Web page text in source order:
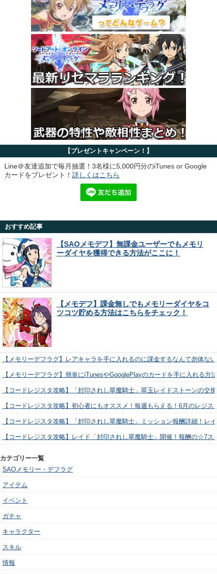
【プレゼントキャンペーン！】
Line＠友達追加で毎月抽選！3名様に5,000円分のiTunes or Google
カードをプレゼント！ 詳しくはこちら
おすすめ記事
【SAOメモデフ】無課金ユーザーでもメモリ
ーダイヤを獲得できる方法がここに！
【メモデフ】課金無しでもメモリーダイヤをコ
ツコツ貯める方法はこちらをチェック！
【メモリーデフラグ】レアキャラを手に入れるのに課金するなんて勿体な
【メモリーデフラグ】簡単にiTunesやGooglePlayのカードを手に入れる方
【コードレジスタ攻略】「封印されし翠魔騎士」翠玉レイドストーンの交
【コードレジスタ攻略】初心者にもオススメ！毎週もらえる！6月のレジ
【コードレジスタ攻略】「封印されし翠魔騎士」ミッション報酬詳細！レ
【コードレジスタ攻略】レイド「封印されし翠魔騎士」開催！報酬の☆7
カテゴリー一覧
SAOメモリー・デフラグ
アイテム
イベント
ガチャ
キャラクター
スキル
情報